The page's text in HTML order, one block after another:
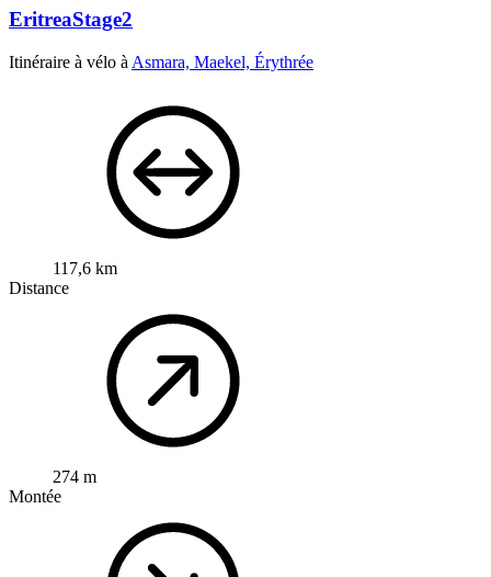
EritreaStage2
Itinéraire à vélo à Asmara, Maekel, Érythrée
117,6 km
Distance
274 m
Montée